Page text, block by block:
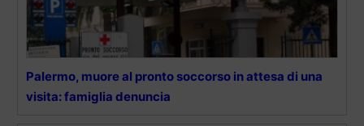
Palermo, muore al pronto soccorso in attesa di una
visita: famiglia denuncia